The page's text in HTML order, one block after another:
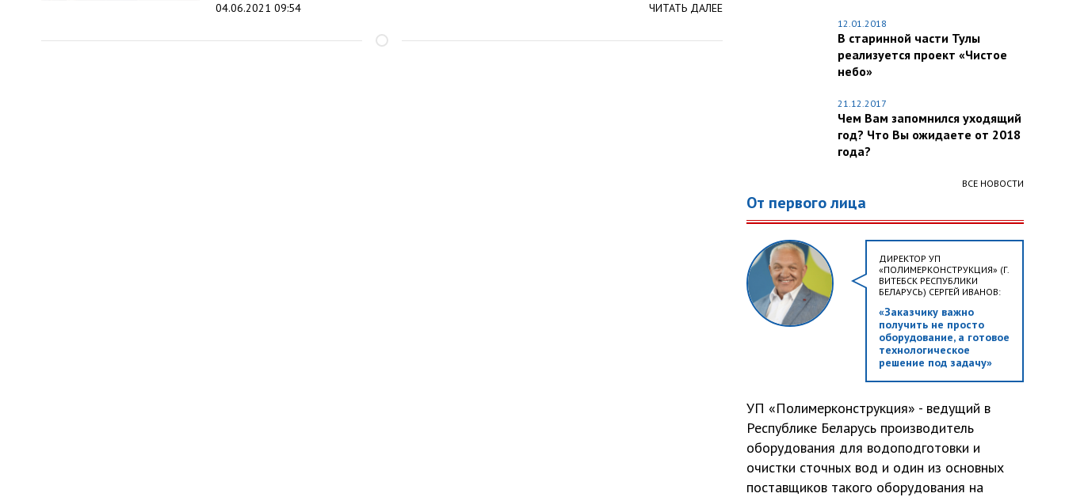
04.06.2021 09:54 ЧИТАТЬ ДАЛЕЕ
12.01.2018
В старинной части Тулы
реализуется проект «Чистое
небо»
21.12.2017
Чем Вам запомнился уходящий
год? Что Вы ожидаете от 2018
года?
ВСЕ НОВОСТИ
От первого лица
ДИРЕКТОР УП
«ПОЛИМЕРКОНСТРУКЦИЯ» (Г.
ВИТЕБСК РЕСПУБЛИКИ
БЕЛАРУСЬ) СЕРГЕЙ ИВАНОВ:
«Заказчику важно
получить не просто
оборудование, а готовое
технологическое
решение под задачу»
УП «Полимерконструкция» - ведущий в
Республике Беларусь производитель
оборудования для водоподготовки и
очистки сточных вод и один из основных
поставщиков такого оборудования на